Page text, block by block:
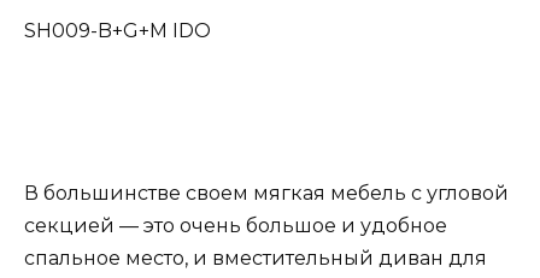
SH009-B+G+M IDO
В большинстве своем мягкая мебель с угловой
секцией — это очень большое и удобное
спальное место, и вместительный диван для